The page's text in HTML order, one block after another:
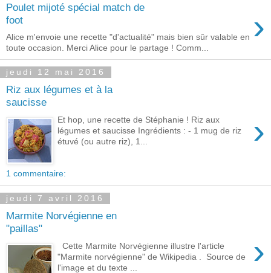
Poulet mijoté spécial match de
foot
›
Alice m'envoie une recette "d'actualité" mais bien sûr valable en
toute occasion. Merci Alice pour le partage ! Comm...
jeudi 12 mai 2016
Riz aux légumes et à la
saucisse
›
Et hop, une recette de Stéphanie ! Riz aux
légumes et saucisse Ingrédients : - 1 mug de riz
étuvé (ou autre riz), 1...
1 commentaire:
jeudi 7 avril 2016
Marmite Norvégienne en
"paillas"
›
Cette Marmite Norvégienne illustre l'article
"Marmite norvégienne" de Wikipedia . Source de
l'image et du texte ...